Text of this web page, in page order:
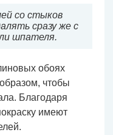
со стыков
сразу же с
шпателя.
обоях
чтобы
Благодаря
имеют